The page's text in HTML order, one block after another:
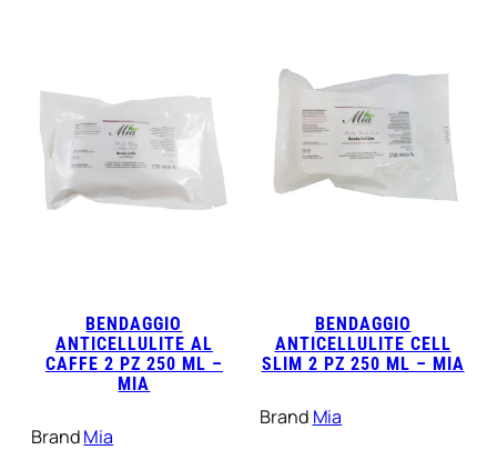
BENDAGGIO
ANTICELLULITE AL
CAFFE 2 PZ 250 ML –
MIA
BrandMia
BENDAGGIO
ANTICELLULITE CELL
SLIM 2 PZ 250 ML – MIA
Brand Mia